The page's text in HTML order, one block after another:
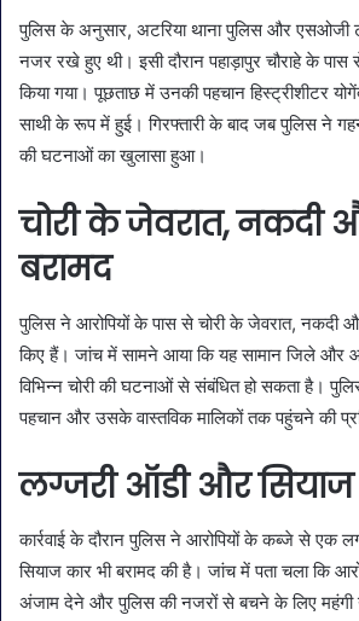
पुलिस के अनुसार, अटरिया थाना पुलिस और एसओजी
नजर रखे हुए थी। इसी दौरान पहाड़ापुर चौराहे के पास
किया गया। पूछताछ में उनकी पहचान हिस्ट्रीशीटर
साथी के रूप में हुई। गिरफ्तारी के बाद जब पुलिस ने
की घटनाओं का खुलासा हुआ।
चोरी के जेवरात, नकदी
बरामद
पुलिस ने आरोपियों के पास से चोरी के जेवरात, नकदी
किए हैं। जांच में सामने आया कि यह सामान जिले और
विभिन्न चोरी की घटनाओं से संबंधित हो सकता है।
पहचान और उसके वास्तविक मालिकों तक पहुंचने की
लग्जरी ऑडी और सियाज
कार्रवाई के दौरान पुलिस ने आरोपियों के कब्जे से एक
सियाज कार भी बरामद की है। जांच में पता चला कि
अंजाम देने और पुलिस की नजरों से बचने के लिए महंगी